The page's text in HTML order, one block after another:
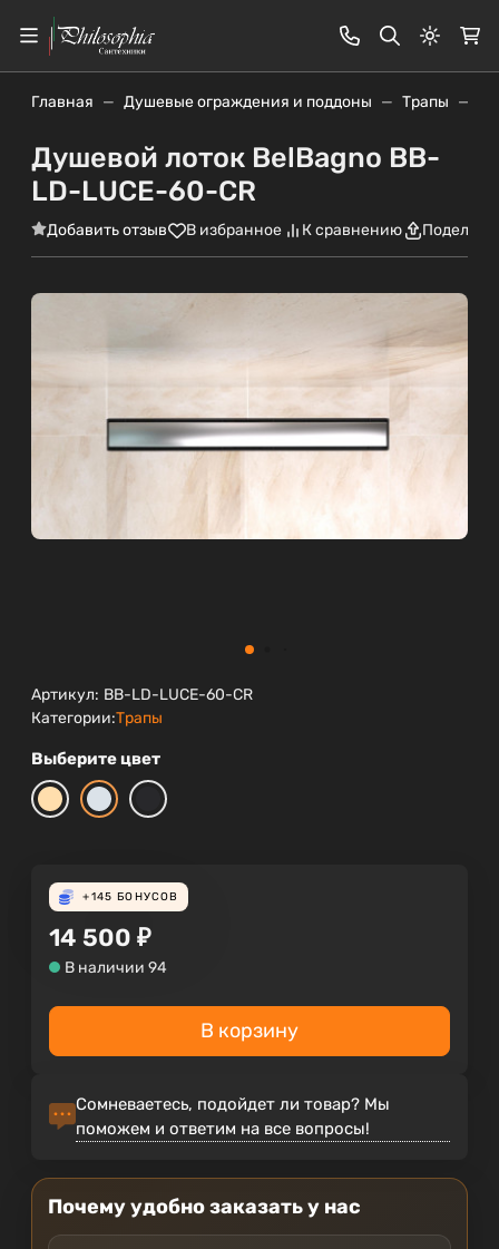
Главная Душевые ограждения и поддоны Трапы
Душевой лоток BelBagno BB-
LD-LUCE-60-CR
Добавить отзыв В избранное К сравнению
Артикул: BB-LD-LUCE-60-CR
Категории:Трапы
Выберите цвет
+145 БОНУСОВ
14 500 ₽
В наличии 94
В корзину
Сомневаетесь, подойдет ли товар? Мы
поможем и ответим на все вопросы!
Почему удобно заказать у нас